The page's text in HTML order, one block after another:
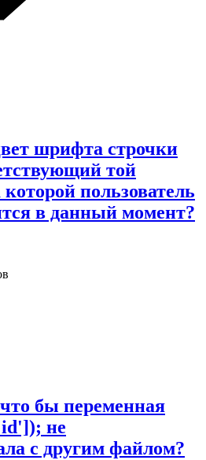
шрифта строчки
той
пользователь
в данный момент?
бы переменная
не
с другим файлом?